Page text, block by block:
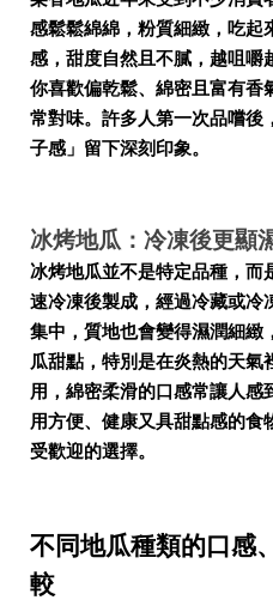
感鬆鬆綿綿，粉質細緻，吃起
感，甜度自然且不膩，越咀嚼
你喜歡偏乾鬆、綿密且富有香
常對味。許多人第一次品嚐後
子感」留下深刻印象。
冰烤地瓜：冷凍後更顯
冰烤地瓜並不是特定品種，而
速冷凍後製成，經過冷藏或冷
集中，質地也會變得濕潤細緻
瓜甜點，特別是在炎熱的天氣
用，綿密柔滑的口感常讓人感
用方便、健康又具甜點感的食
受歡迎的選擇。
不同地瓜種類的口感
較